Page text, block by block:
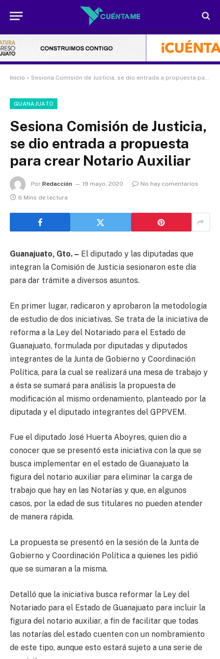
Inicio » Sesiona Comisión de Justicia, se dio entrada a propuesta para crear Notario Auxiliar
GUANAJUATO
Sesiona Comisión de Justicia,
se dio entrada a propuesta
para crear Notario Auxiliar
Por Redacción 19 mayo, 2020
No hay comentarios
6 Mins de lectura
Guanajuato, Gto. – El diputado y las diputadas que
integran la Comisión de Justicia sesionaron este día
para dar trámite a diversos asuntos.
En primer lugar, radicaron y aprobaron la metodología
de estudio de dos iniciativas. Se trata de la iniciativa de
reforma a la Ley del Notariado para el Estado de
Guanajuato, formulada por diputadas y diputados
integrantes de la Junta de Gobierno y Coordinación
Política, para la cual se realizará una mesa de trabajo y
a ésta se sumará para análisis la propuesta de
modificación al mismo ordenamiento, planteado por la
diputada y el diputado integrantes del GPPVEM.
Fue el diputado José Huerta Aboyres, quien dio a
conocer que se presentó esta iniciativa con la que se
busca implementar en el estado de Guanajuato la
figura del notario auxiliar para eliminar la carga de
trabajo que hay en las Notarías y que, en algunos
casos, por la edad de sus titulares no pueden atender
de manera rápida.
La propuesta se presentó en la sesión de la Junta de
Gobierno y Coordinación Política a quienes les pidió
que se sumaran a la misma.
Detalló que la iniciativa busca reformar la Ley del
Notariado para el Estado de Guanajuato para incluir la
figura del notario auxiliar, a fin de facilitar que todas
las notarías del estado cuenten con un nombramiento
de este tipo, aunque esto estará sujeto a una serie de